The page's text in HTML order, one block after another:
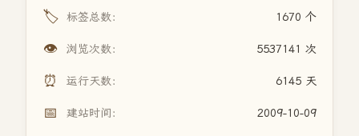
🏷️ 标签总数： 1670 个
👁️ 浏览次数： 5537141 次
⏰ 运行天数： 6145 天
📅 建站时间： 2009-10-09